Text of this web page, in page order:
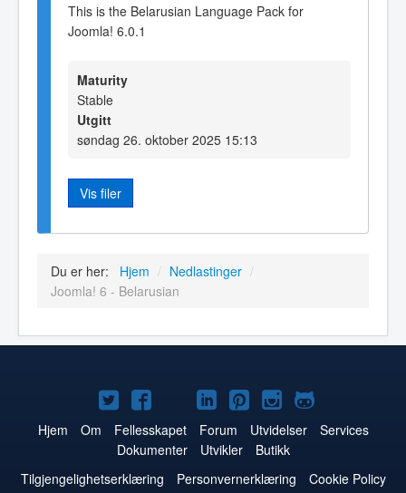
This is the Belarusian Language Pack for
Joomla! 6.0.1
Maturity
Stable
Utgitt
søndag 26. oktober 2025 15:13
Vis filer
Du er her: Hjem / Nedlastinger /
Joomla! 6 - Belarusian
Joomla!
på
Twitter
Joomla!
på
Facebook
Joomla!
på
YouTube
Joomla!
på
LinkedIn
Joomla!
på
Pinterest
Joomla!
på
Instagram
Joomla!
på
Hjem Om Fellesskapet Forum Utvidelser
Services
Dokumenter
Utvikler
Butikk
Tilgjengelighetserklæring
Personvernerklæring
Cookie Policy